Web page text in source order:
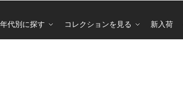
年代別に探す コレクションを見る 新入荷